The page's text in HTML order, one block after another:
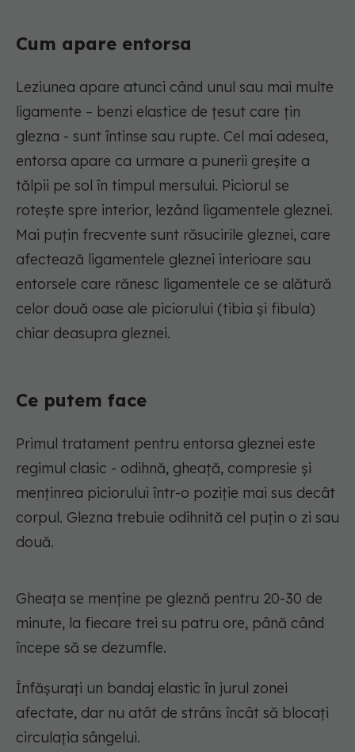
Cum apare entorsa
Leziunea apare atunci când unul sau mai multe
ligamente – benzi elastice de țesut care țin
glezna - sunt întinse sau rupte. Cel mai adesea,
entorsa apare ca urmare a punerii greșite a
tălpii pe sol în timpul mersului. Piciorul se
rotește spre interior, lezând ligamentele gleznei.
Mai puțin frecvente sunt răsucirile gleznei, care
afectează ligamentele gleznei interioare sau
entorsele care rănesc ligamentele ce se alătură
celor două oase ale piciorului (tibia și fibula)
chiar deasupra gleznei.
Ce putem face
Primul tratament pentru entorsa gleznei este
regimul clasic - odihnă, gheață, compresie și
menținrea piciorului într-o poziție mai sus decât
corpul. Glezna trebuie odihnită cel puțin o zi sau
două.
Gheața se menține pe gleznă pentru 20-30 de
minute, la fiecare trei su patru ore, până când
începe să se dezumfle.
Înfășurați un bandaj elastic în jurul zonei
afectate, dar nu atât de strâns încât să blocați
circulația sângelui.